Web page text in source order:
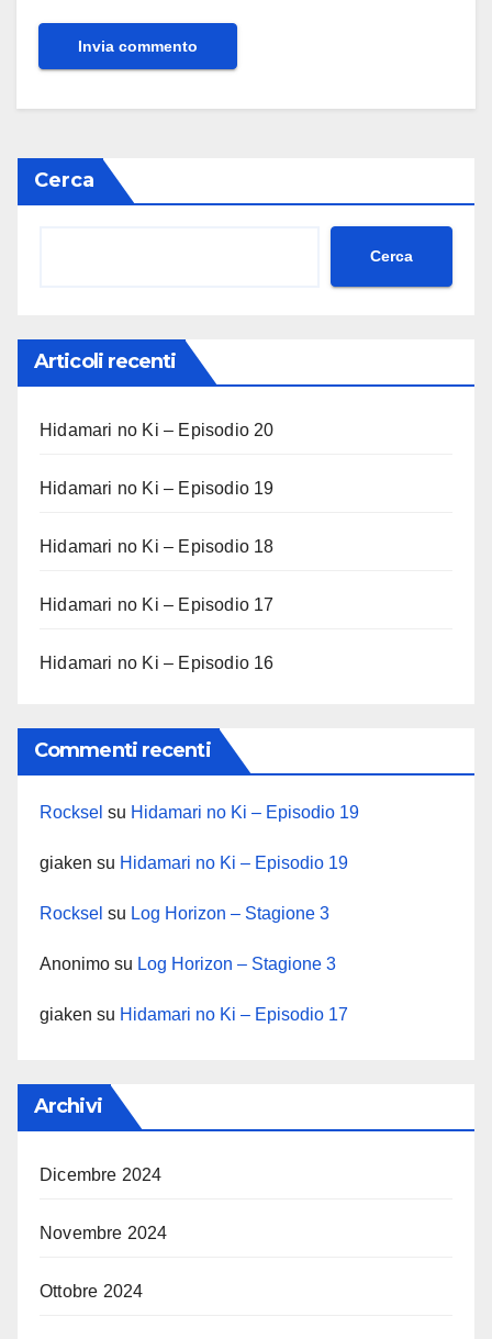
Cerca
Cerca
Articoli recenti
Hidamari no Ki – Episodio 20
Hidamari no Ki – Episodio 19
Hidamari no Ki – Episodio 18
Hidamari no Ki – Episodio 17
Hidamari no Ki – Episodio 16
Commenti recenti
Rocksel su Hidamari no Ki – Episodio 19
giaken su Hidamari no Ki – Episodio 19
Rocksel su Log Horizon – Stagione 3
Anonimo su Log Horizon – Stagione 3
giaken su Hidamari no Ki – Episodio 17
Archivi
Dicembre 2024
Novembre 2024
Ottobre 2024